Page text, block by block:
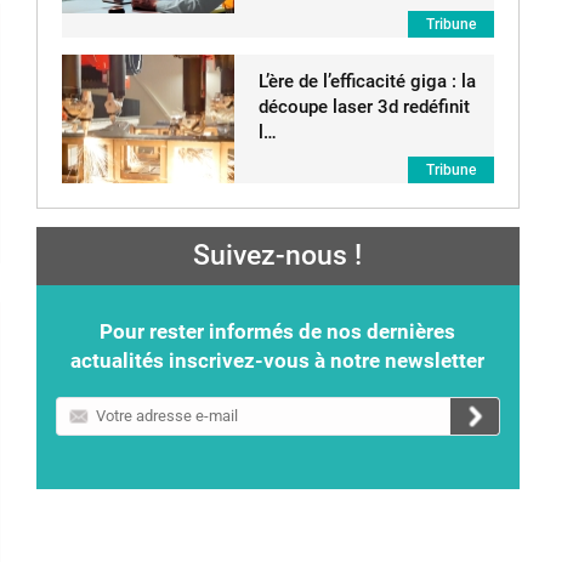
Tribune
L’ère de l’efficacité giga : la
découpe laser 3d redéfinit
l…
Tribune
Suivez-nous !
Pour rester informés de nos dernières
actualités inscrivez-vous à notre newsletter
Votre
adresse